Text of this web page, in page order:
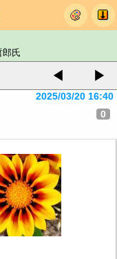
哲郎氏
◀ ▶
2025/03/20 16:40
0